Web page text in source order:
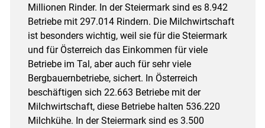
Millionen Rinder. In der Steiermark sind es 8.942
Betriebe mit 297.014 Rindern. Die Milchwirtschaft
ist besonders wichtig, weil sie für die Steiermark
und für Österreich das Einkommen für viele
Betriebe im Tal, aber auch für sehr viele
Bergbauernbetriebe, sichert. In Österreich
beschäftigen sich 22.663 Betriebe mit der
Milchwirtschaft, diese Betriebe halten 536.220
Milchkühe. In der Steiermark sind es 3.500